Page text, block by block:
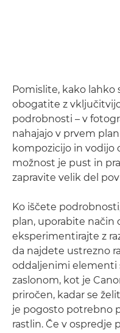
Pomislite, kako lahko
obogatite z
podrobnosti – v
nahajajo v prvem
kompozicijo in vodijo
možnost je pust in
zapravite velik del
Ko iščete
plan, uporabite način
eksperimentirajte z
da najdete ustrezno
oddaljenimi elementi
zaslonom, kot je
priročen, kadar se
je pogosto potrebno
rastlin. Če v ospredje